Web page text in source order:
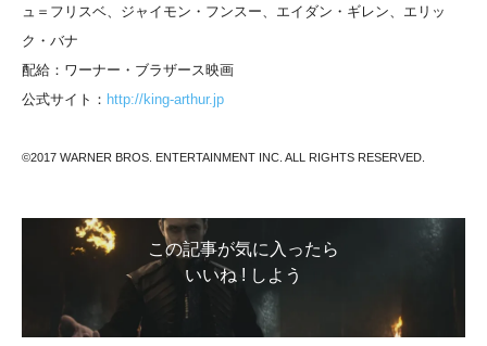
ュ＝フリスベ、ジャイモン・フンスー、エイダン・ギレン、エリッ
ク・バナ
配給：ワーナー・ブラザース映画
公式サイト： http://king-arthur.jp
©2017 WARNER BROS. ENTERTAINMENT INC. ALL RIGHTS RESERVED.
この記事が気に入ったら
いいね ! しよう